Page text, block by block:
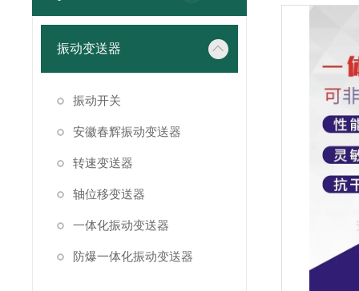
振动变送器
振动开关
安徽春辉振动变送器
转速变送器
轴位移变送器
一体化振动变送器
防爆一体化振动变送器